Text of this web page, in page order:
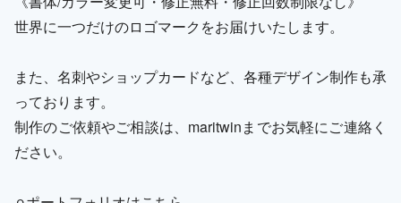
世界に一つだけのロゴマークをお届けいたします。
また、名刺やショップカードなど、各種デザイン制作も承
っております。
制作のご依頼やご相談は、maritwinまでお気軽にご連絡く
ださい。